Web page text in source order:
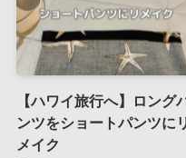
【ハワイ旅行へ】ロング
ンツをショートパンツに
メイク